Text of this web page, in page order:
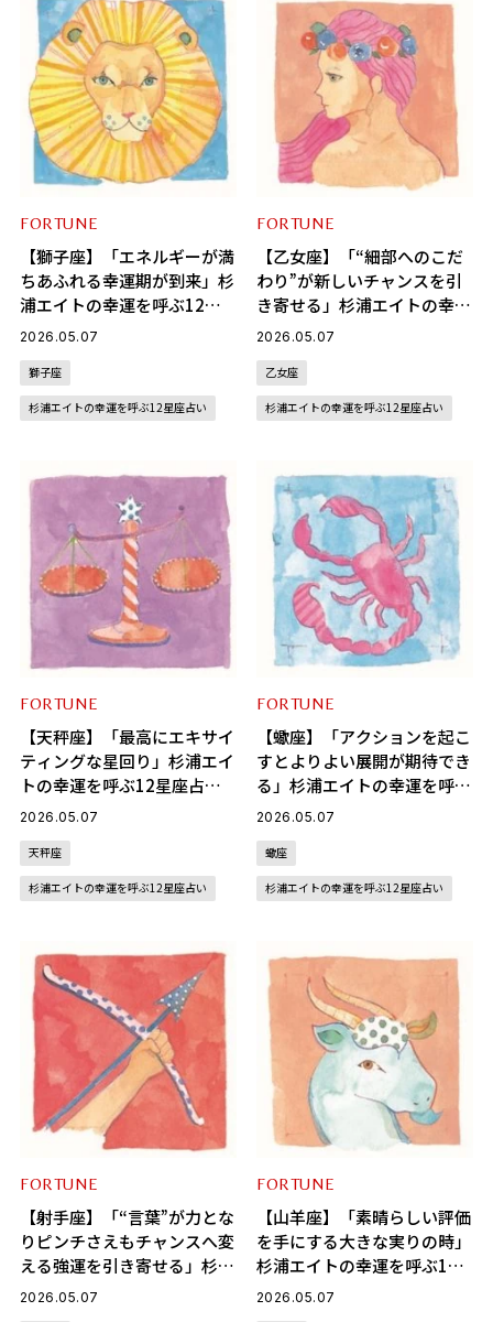
FORTUNE
【獅子座】「エネルギーが満
ちあふれる幸運期が到来」杉
浦エイトの幸運を呼ぶ12星
座占い（5/7～6/4）
2026.05.07
獅子座
杉浦エイトの幸運を呼ぶ12星座占い
FORTUNE
【乙女座】「“細部へのこだ
わり”が新しいチャンスを引
き寄せる」杉浦エイトの幸運
を呼ぶ12星座占い（5/7～
2026.05.07
乙女座
杉浦エイトの幸運を呼ぶ12星座占い
FORTUNE
【天秤座】「最高にエキサイ
ティングな星回り」杉浦エイ
トの幸運を呼ぶ12星座占い
（5/7～6/4）
2026.05.07
天秤座
杉浦エイトの幸運を呼ぶ12星座占い
FORTUNE
【蠍座】「アクションを起こ
すとよりよい展開が期待でき
る」杉浦エイトの幸運を呼ぶ
12星座占い（5/7～6/4）
2026.05.07
蠍座
杉浦エイトの幸運を呼ぶ12星座占い
FORTUNE
【射手座】「“言葉”が力とな
りピンチさえもチャンスへ変
える強運を引き寄せる」杉浦
エイトの幸運を呼ぶ12星座
2026.05.07
FORTUNE
【山羊座】「素晴らしい評価
を手にする大きな実りの時」
杉浦エイトの幸運を呼ぶ12
星座占い（5/7～6/4）
2026.05.07